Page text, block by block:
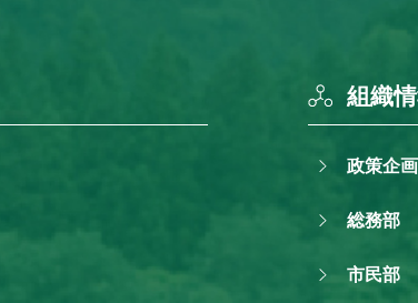
組織
政策企
総務部
市民部